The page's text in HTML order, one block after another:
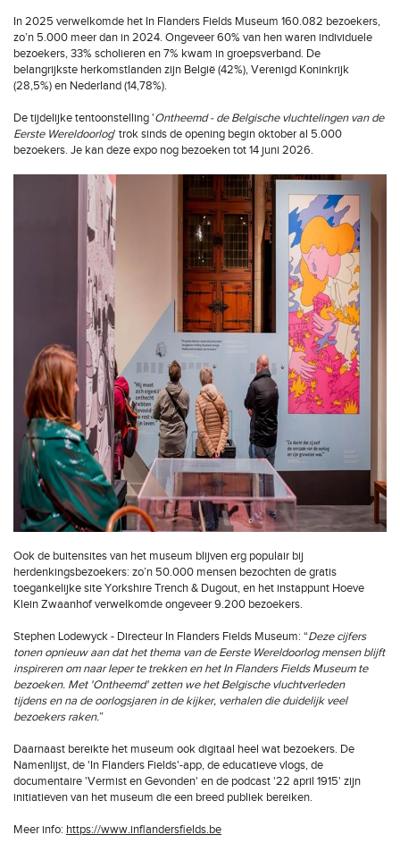
In 2025 verwelkomde het In Flanders Fields Museum 160.082 bezoekers,
zo’n 5.000 meer dan in 2024. Ongeveer 60% van hen waren individuele
bezoekers, 33% scholieren en 7% kwam in groepsverband. De
belangrijkste herkomstlanden zijn België (42%), Verenigd Koninkrijk
(28,5%) en Nederland (14,78%).
De tijdelijke tentoonstelling 'Ontheemd - de Belgische vluchtelingen van de
Eerste Wereldoorlog' trok sinds de opening begin oktober al 5.000
bezoekers. Je kan deze expo nog bezoeken tot 14 juni 2026.
Ook de buitensites van het museum blijven erg populair bij
herdenkingsbezoekers: zo’n 50.000 mensen bezochten de gratis
toegankelijke site Yorkshire Trench & Dugout, en het instappunt Hoeve
Klein Zwaanhof verwelkomde ongeveer 9.200 bezoekers.
Stephen Lodewyck - Directeur In Flanders Fields Museum: “Deze cijfers
tonen opnieuw aan dat het thema van de Eerste Wereldoorlog mensen blijft
inspireren om naar Ieper te trekken en het In Flanders Fields Museum te
bezoeken. Met 'Ontheemd' zetten we het Belgische vluchtverleden
tijdens en na de oorlogsjaren in de kijker, verhalen die duidelijk veel
bezoekers raken.”
Daarnaast bereikte het museum ook digitaal heel wat bezoekers. De
Namenlijst, de 'In Flanders Fields'-app, de educatieve vlogs, de
documentaire 'Vermist en Gevonden' en de podcast '22 april 1915' zijn
initiatieven van het museum die een breed publiek bereiken.
Meer info: https://www.inflandersfields.be